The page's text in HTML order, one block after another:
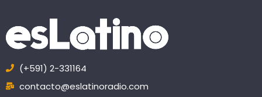
(+591) 2-331164
contacto@eslatinoradio.com